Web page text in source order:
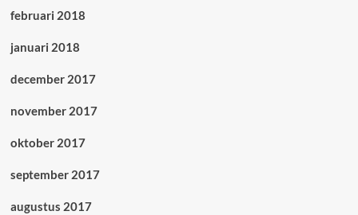
februari 2018
januari 2018
december 2017
november 2017
oktober 2017
september 2017
augustus 2017